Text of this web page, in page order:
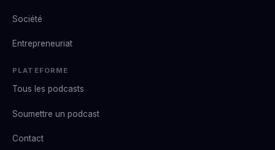
Société
Entrepreneuriat
PLATEFORME
Tous les podcasts
Soumettre un podcast
Contact